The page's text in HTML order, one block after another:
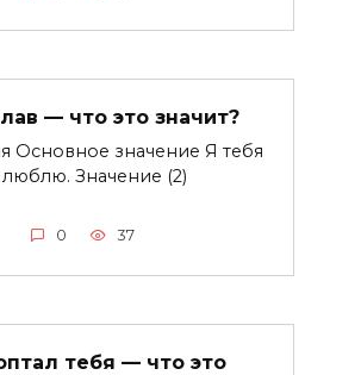
— что это значит?
Основное значение Я тебя
люблю. Значение (2)
0 37
тебя — что это